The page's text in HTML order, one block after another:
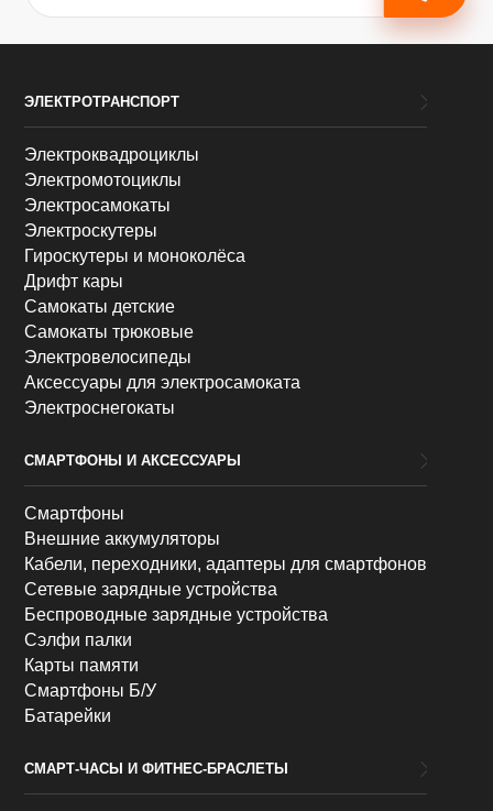
ЭЛЕКТРОТРАНСПОРТ
Электроквадроциклы
Электромотоциклы
Электросамокаты
Электроскутеры
Гироскутеры и моноколёса
Дрифт кары
Самокаты детские
Самокаты трюковые
Электровелосипеды
Аксессуары для электросамоката
Электроснегокаты
СМАРТФОНЫ И АКСЕССУАРЫ
Смартфоны
Внешние аккумуляторы
Кабели, переходники, адаптеры для смартфонов
Сетевые зарядные устройства
Беспроводные зарядные устройства
Сэлфи палки
Карты памяти
Смартфоны Б/У
Батарейки
СМАРТ-ЧАСЫ И ФИТНЕС-БРАСЛЕТЫ